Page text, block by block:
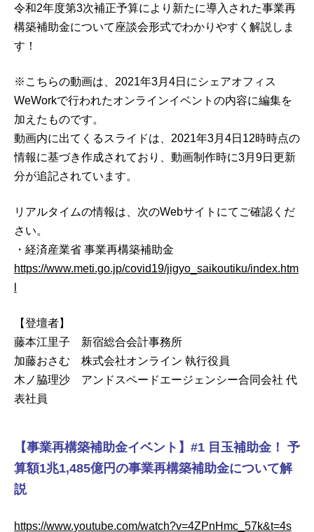
令和2年度第3次補正予算により新たに導入された事業再
構築補助金について座談会形式でわかりやすく解説しま
す！
※こちらの動画は、2021年3月4日にシェアオフィス
WeWorkで行われたオンラインイベントの内容に編集を
加えたものです。
動画内に出てくるスライドは、2021年3月4日12時時点の
情報に基づき作成されており、動画制作時に3月9日更新
分が追記されています。
リアルタイムの情報は、次のWebサイトにてご確認くだ
さい。
・経済産業省 事業再構築補助金
https://www.meti.go.jp/covid19/jigyo_saikoutiku/index.htm
l
【登壇者】
藤本江里子 新宿総合会計事務所
加藤おさむ 株式会社オンライン 執行役員
木ノ脇理沙 アンドスペードエージェンシー合同会社 代
表社員
【事業再構築補助金イベント】#1 目玉補助金！ 予
算額1兆1,485億円の事業再構築補助金について解
説
https://www.youtube.com/watch?v=4ZPnHmc_57k&t=4s